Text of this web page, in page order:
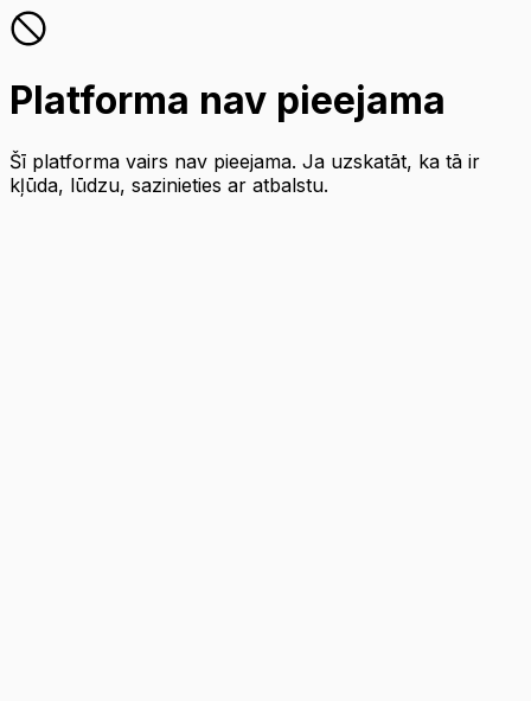
Platforma nav pieejama
Šī platforma vairs nav pieejama. Ja uzskatāt, ka tā ir
kļūda, lūdzu, sazinieties ar atbalstu.